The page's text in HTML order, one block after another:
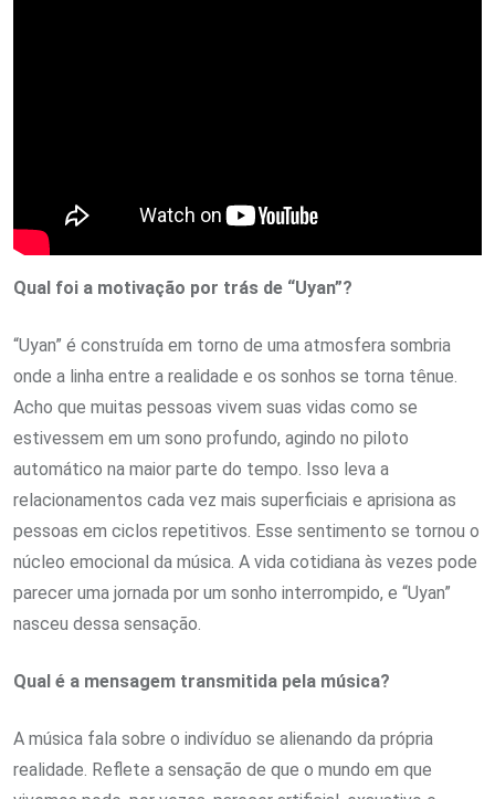
Qual foi a motivação por trás de “Uyan”?
“Uyan” é construída em torno de uma atmosfera sombria
onde a linha entre a realidade e os sonhos se torna tênue.
Acho que muitas pessoas vivem suas vidas como se
estivessem em um sono profundo, agindo no piloto
automático na maior parte do tempo. Isso leva a
relacionamentos cada vez mais superficiais e aprisiona as
pessoas em ciclos repetitivos. Esse sentimento se tornou o
núcleo emocional da música. A vida cotidiana às vezes pode
parecer uma jornada por um sonho interrompido, e “Uyan”
nasceu dessa sensação.
Qual é a mensagem transmitida pela música?
A música fala sobre o indivíduo se alienando da própria
realidade. Reflete a sensação de que o mundo em que